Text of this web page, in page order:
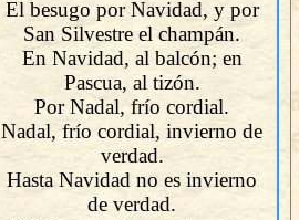
El besugo por Navidad, y por
San Silvestre el champán.
En Navidad, al balcón; en
Pascua, al tizón.
Por Nadal, frío cordial.
Nadal, frío cordial, invierno de
verdad.
Hasta Navidad no es invierno
de verdad.